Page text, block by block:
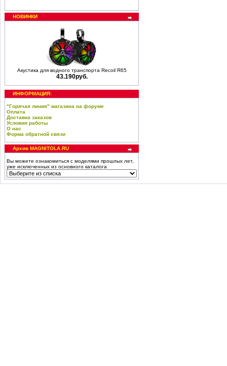
НОВИНКИ
Акустика для водного транспорта Recoil R65
43.190руб.
ИНФОРМАЦИЯ:
"Горячая линия" магазина на форуме
Оплата
Доставка заказов
Условия работы
О нас
Форма обратной связи
Архив MAGNITOLA.RU
Вы можете ознакомиться с моделями прошлых лет,
уже исключенных из основного каталога